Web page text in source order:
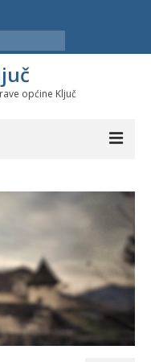
općine Ključ
u stambenom